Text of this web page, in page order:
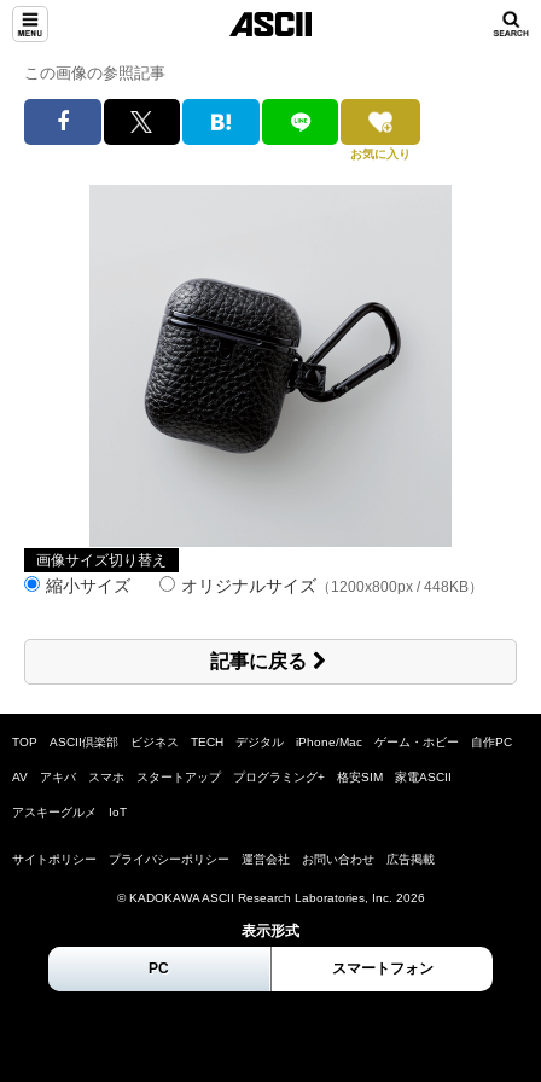
この画像の参照記事
お気に入り
画像サイズ切り替え
縮小サイズ オリジナルサイズ （1200x800px / 448KB）
記事に戻る
TOP ASCII倶楽部 ビジネス TECH デジタル iPhone/Mac ゲーム・ホビー 自作PC
AV アキバ スマホ スタートアップ プログラミング+ 格安SIM 家電ASCII
アスキーグルメ IoT
サイトポリシー プライバシーポリシー 運営会社 お問い合わせ 広告掲載
© KADOKAWA ASCII Research Laboratories, Inc. 2026
表示形式
PC スマートフォン